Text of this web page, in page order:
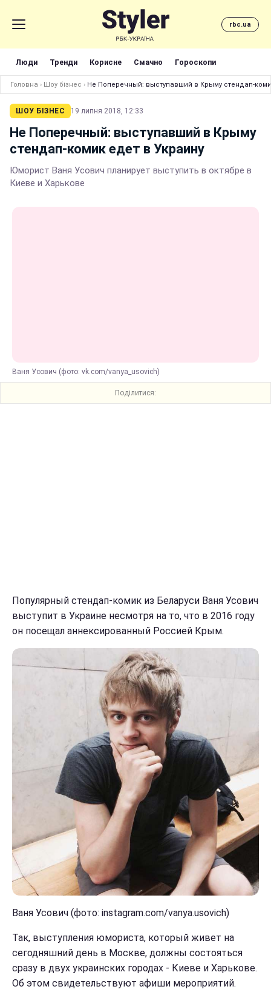
rbc.ua
Люди Тренди Корисне Смачно Гороскопи
Головна › Шоу бізнес › Не Поперечный: выступавший в Крыму стендап-
ШОУ БІЗНЕС 19 липня 2018, 12:33
Не Поперечный: выступавший в Крыму
стендап-комик едет в Украину
Юморист Ваня Усович планирует выступить в октябре в
Киеве и Харькове
Ваня Усович (фото: vk.com/vanya_usovich)
Поділитися:
Популярный стендап-комик из Беларуси Ваня Усович
выступит в Украине несмотря на то, что в 2016 году
он посещал аннексированный Россией Крым.
Ваня Усович (фото: instagram.com/vanya.usovich)
Так, выступления юмориста, который живет на
сегодняшний день в Москве, должны состояться
сразу в двух украинских городах - Киеве и Харькове.
Об этом свидетельствуют афиши мероприятий.